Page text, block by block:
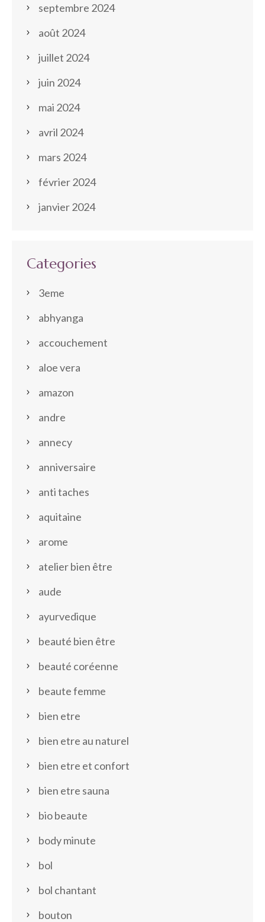
septembre 2024
août 2024
juillet 2024
juin 2024
mai 2024
avril 2024
mars 2024
février 2024
janvier 2024
Categories
3eme
abhyanga
accouchement
aloe vera
amazon
andre
annecy
anniversaire
anti taches
aquitaine
arome
atelier bien être
aude
ayurvedique
beauté bien être
beauté coréenne
beaute femme
bien etre
bien etre au naturel
bien etre et confort
bien etre sauna
bio beaute
body minute
bol
bol chantant
bouton